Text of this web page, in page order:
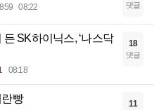
08:22 댓글
SK하이닉스, ‘나스닥
08:18
18
댓글
빵 11